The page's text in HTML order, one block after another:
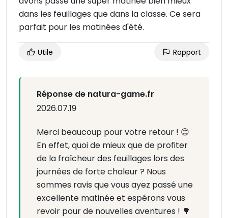
dans les feuillages que dans la classe. Ce sera
parfait pour les matinées d'été.
Utile Rapport
Réponse de natura-game.fr
2026.07.19
Merci beaucoup pour votre retour ! 😊
En effet, quoi de mieux que de profiter
de la fraîcheur des feuillages lors des
journées de forte chaleur ? Nous
sommes ravis que vous ayez passé une
excellente matinée et espérons vous
revoir pour de nouvelles aventures ! 🌳